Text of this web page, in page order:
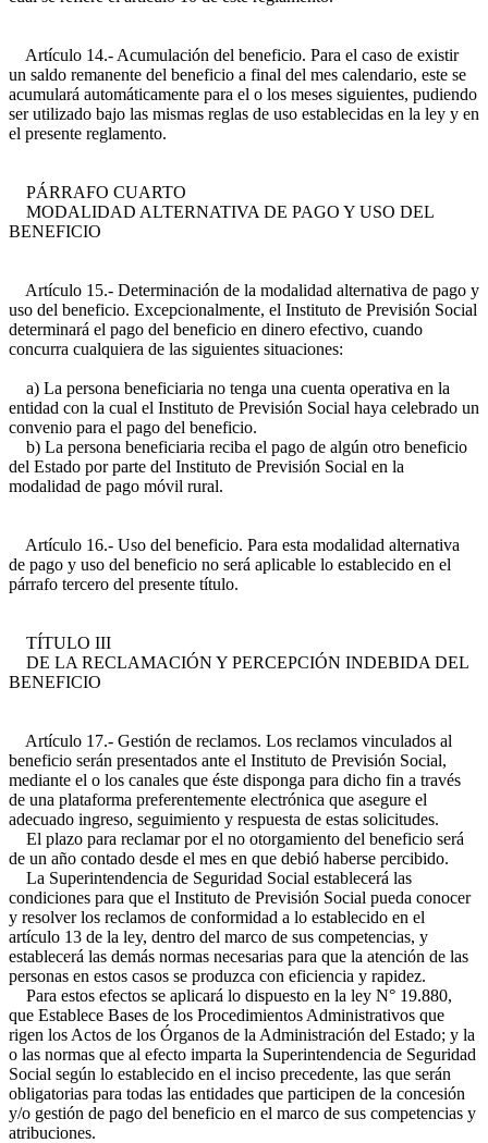
Artículo 14.- Acumulación del beneficio. Para el caso de existir
un saldo remanente del beneficio a final del mes calendario, este se
acumulará automáticamente para el o los meses siguientes, pudiendo
ser utilizado bajo las mismas reglas de uso establecidas en la ley y en
el presente reglamento.
PÁRRAFO CUARTO
MODALIDAD ALTERNATIVA DE PAGO Y USO DEL
BENEFICIO
Artículo 15.- Determinación de la modalidad alternativa de pago y
uso del beneficio. Excepcionalmente, el Instituto de Previsión Social
determinará el pago del beneficio en dinero efectivo, cuando
concurra cualquiera de las siguientes situaciones:
a) La persona beneficiaria no tenga una cuenta operativa en la
entidad con la cual el Instituto de Previsión Social haya celebrado un
convenio para el pago del beneficio.
b) La persona beneficiaria reciba el pago de algún otro beneficio
del Estado por parte del Instituto de Previsión Social en la
modalidad de pago móvil rural.
Artículo 16.- Uso del beneficio. Para esta modalidad alternativa
de pago y uso del beneficio no será aplicable lo establecido en el
párrafo tercero del presente título.
TÍTULO III
DE LA RECLAMACIÓN Y PERCEPCIÓN INDEBIDA DEL
BENEFICIO
Artículo 17.- Gestión de reclamos. Los reclamos vinculados al
beneficio serán presentados ante el Instituto de Previsión Social,
mediante el o los canales que éste disponga para dicho fin a través
de una plataforma preferentemente electrónica que asegure el
adecuado ingreso, seguimiento y respuesta de estas solicitudes.
El plazo para reclamar por el no otorgamiento del beneficio será
de un año contado desde el mes en que debió haberse percibido.
La Superintendencia de Seguridad Social establecerá las
condiciones para que el Instituto de Previsión Social pueda conocer
y resolver los reclamos de conformidad a lo establecido en el
artículo 13 de la ley, dentro del marco de sus competencias, y
establecerá las demás normas necesarias para que la atención de las
personas en estos casos se produzca con eficiencia y rapidez.
Para estos efectos se aplicará lo dispuesto en la ley N° 19.880,
que Establece Bases de los Procedimientos Administrativos que
rigen los Actos de los Órganos de la Administración del Estado; y la
o las normas que al efecto imparta la Superintendencia de Seguridad
Social según lo establecido en el inciso precedente, las que serán
obligatorias para todas las entidades que participen de la concesión
y/o gestión de pago del beneficio en el marco de sus competencias y
atribuciones.